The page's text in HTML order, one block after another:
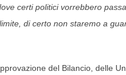
certi politici vorrebbero
di certo non staremo a
del Bilancio, delle